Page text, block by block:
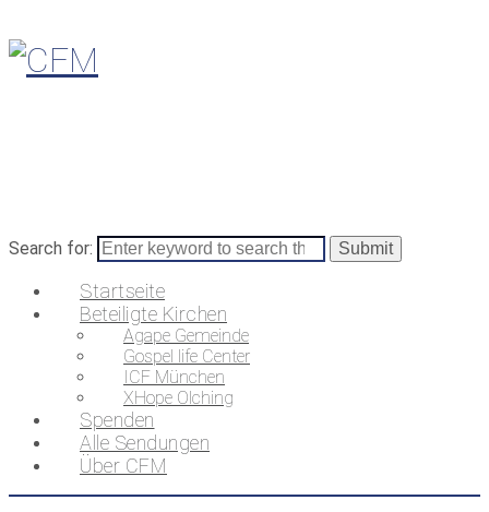
Search for:
Startseite
Beteiligte Kirchen
Agape Gemeinde
Gospel life Center
ICF München
XHope Olching
Spenden
Alle Sendungen
Über CFM